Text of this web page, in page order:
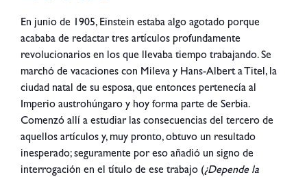
En junio de 1905, Einstein estaba algo agotado porque
acababa de redactar tres artículos profundamente
revolucionarios en los que llevaba tiempo trabajando. Se
marchó de vacaciones con Mileva y Hans-Albert a Titel, la
ciudad natal de su esposa, que entonces pertenecía al
Imperio austrohúngaro y hoy forma parte de Serbia.
Comenzó allí a estudiar las consecuencias del tercero de
aquellos artículos y, muy pronto, obtuvo un resultado
inesperado; seguramente por eso añadió un signo de
interrogación en el título de ese trabajo (¿Depende la